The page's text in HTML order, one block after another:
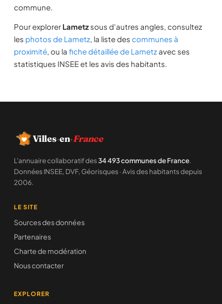
commune.
Pour explorer Lametz sous d'autres angles, consultez
les photos de Lametz, la liste des communes à
proximité, ou la fiche détaillée de Lametz avec ses
statistiques INSEE et les avis des habitants.
Villes·en·France
L'annuaire collaboratif des34 493 communes de France.
Données INSEE, DVF, Géorisques · Avis des habitants depuis
2006.
LE SITE
Sources des données
Partenaires
Charte de modération
Nous contacter
EXPLORER